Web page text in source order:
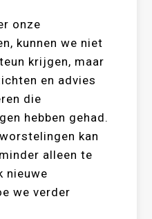
onze
kunnen we niet
krijgen, maar
en advies
die
hebben gehad.
kan
alleen te
nieuwe
we verder